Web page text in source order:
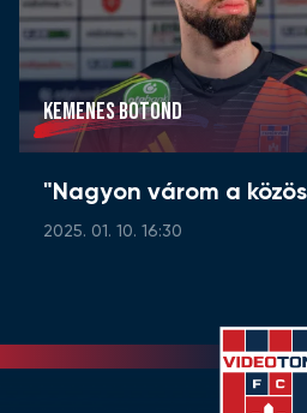
KEMENES BOTOND
"Nagyon várom a
2025. 01. 10. 16:30